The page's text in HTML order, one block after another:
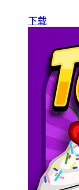
下载